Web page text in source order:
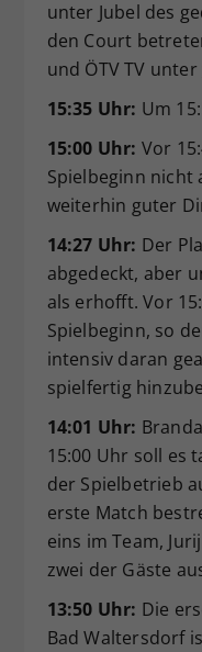
unter Jubel des
den Court
und ÖTV TV unter
15:35 Uhr: Um
15:00 Uhr: Vor
Spielbeginn nicht
weiterhin guter
14:27 Uhr: Der
abgedeckt, aber
als erhofft. Vor
Spielbeginn, so
intensiv daran
spielfertig
14:01 Uhr:
15:00 Uhr soll es
der Spielbetrieb
erste Match
eins im Team,
zwei der Gäste
13:50 Uhr: Die
Bad Waltersdorf